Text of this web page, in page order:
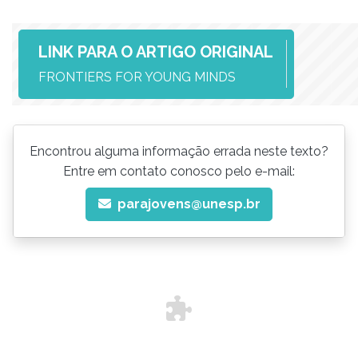
LINK PARA O ARTIGO ORIGINAL
FRONTIERS FOR YOUNG MINDS
Encontrou alguma informação errada neste texto?
Entre em contato conosco pelo e-mail:
parajovens@unesp.br